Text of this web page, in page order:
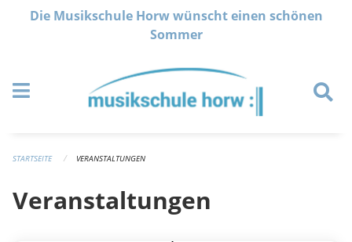
Navigation überspringen
Die Musikschule Horw wünscht einen schönen
Sommer
STARTSEITE VERANSTALTUNGEN
Veranstaltungen